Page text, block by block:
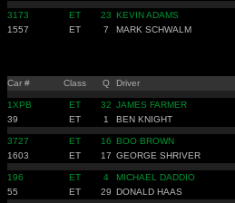
3173 ET 23 KEVIN ADAMS
1557
ET 7 MARK SCHWALM
Car # Class Q Driver
1XPB ET 32 JAMES FARMER
39
ET 1 BEN KNIGHT
3727 ET 16 BOO BROWN
1603
ET 17 GEORGE SHRIVER
196 ET 4 MICHAEL DADDIO
55
ET 29 DONALD HAAS